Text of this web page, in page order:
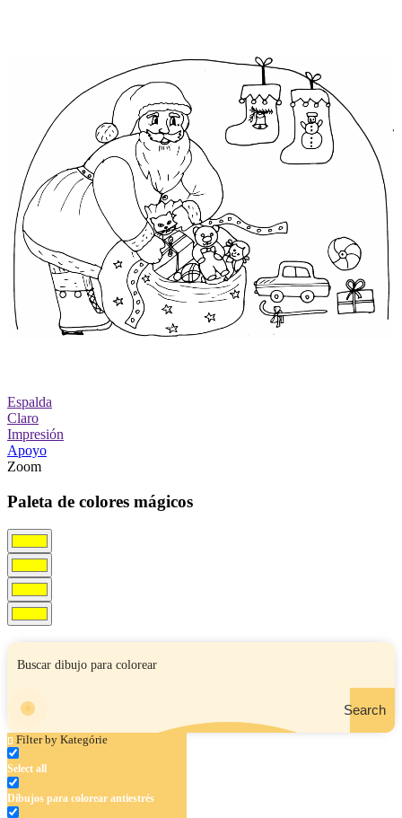
Espalda
Claro
Impresión
Apoyo
Zoom
Paleta de colores mágicos
Search
Filter by Kategórie
Select all
Dibujos para colorear antiestrés